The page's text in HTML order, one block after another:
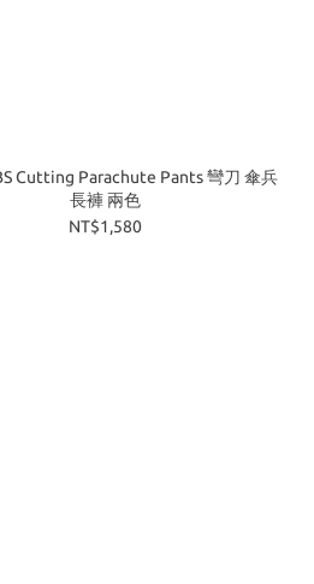
Cutting Parachute Pants 彎刀 傘兵
長褲 兩色
NT$1,580